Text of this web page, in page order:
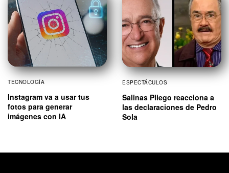
TECNOLOGÍA
Instagram va a usar tus
fotos para generar
imágenes con IA
ESPECTÁCULOS
Salinas Pliego reacciona a
las declaraciones de Pedro
Sola